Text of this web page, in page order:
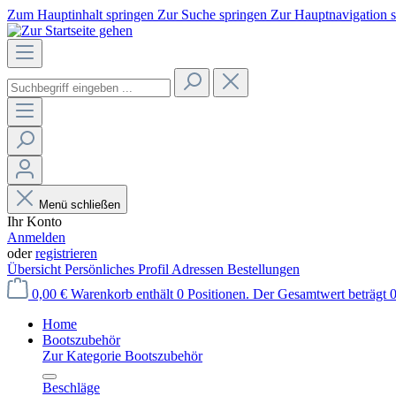
Zum Hauptinhalt springen Zur Suche springen Zur Hauptnavigation
Menü schließen
Ihr Konto
Anmelden
oderregistrieren
Übersicht Persönliches Profil Adressen Bestellungen
0,00 € Warenkorb enthält 0 Positionen. Der Gesamtwert beträgt
Home
Bootszubehör
Zur Kategorie Bootszubehör
Beschläge